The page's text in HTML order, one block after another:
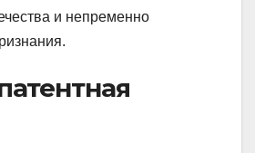
и непременно